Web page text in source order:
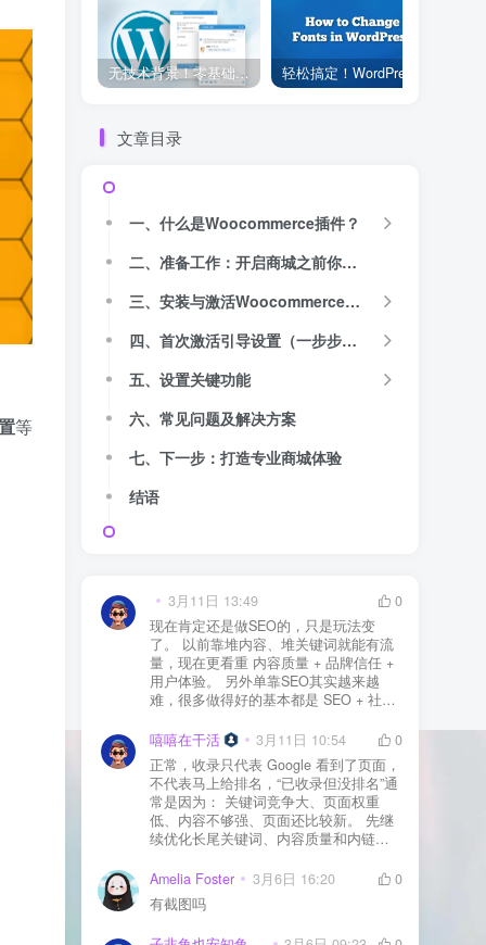
等
无技术背景！零基础轻松了解使用 WP-Live Chat 插件
文章目录
一、什么是Woocommerce插件？
二、准备工作：开启商城之前你需要这些
三、安装与激活Woocommerce插件【详细图文教程】
四、首次激活引导设置（一步步开启商店）
五、设置关键功能
六、常见问题及解决方案
七、下一步：打造专业商城体验
结语
3月11日 13:49
0
现在肯定还是做SEO的，只是玩法变
了。 以前靠堆内容、堆关键词就能有流
量，现在更看重 内容质量 + 品牌信任 +
用户体验。 另外单靠SEO其实越来越
难，很多做得好的基本都是 SEO + 社媒
质还是一个长期获客渠道，但不能再当
成唯一渠道了。
嘻嘻在干活 3月11日 10:54
0
正常，收录只代表 Google 看到了页面，
不代表马上给排名，“已收录但没排名”通
常是因为： 关键词竞争大、页面权重
低、内容不够强、页面还比较新。 先继
续优化长尾关键词、内容质量和内链，
Amelia Foster
3月6日 16:20
0
有截图吗